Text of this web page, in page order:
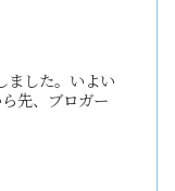
ました。いよい
先、ブロガー